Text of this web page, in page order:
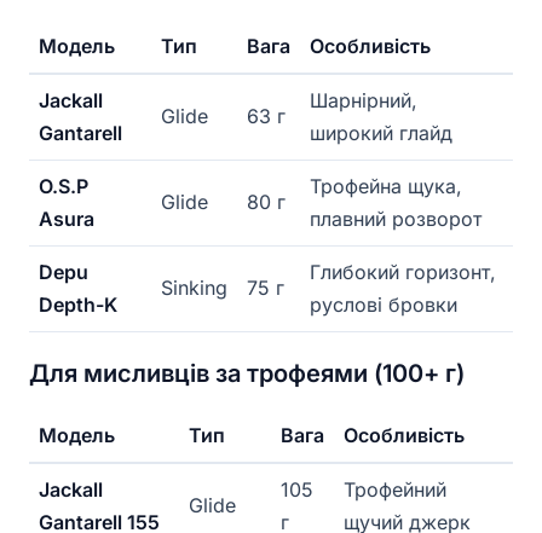
Модель Тип Вага Особливість
Jackall
Gantarell
Glide 63 г
Шарнірний,
широкий глайд
O.S.P
Asura
Glide 80 г
Трофейна щука,
плавний розворот
Depu
Depth-K
Sinking 75 г
Глибокий горизонт,
руслові бровки
Для мисливців за трофеями (100+ г)
Модель Тип Вага Особливість
Jackall
Gantarell 155
Glide
105
г
Трофейний
щучий джерк